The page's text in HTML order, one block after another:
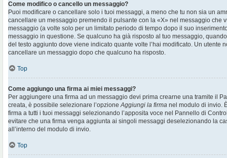
Come modifico o cancello un messaggio?
Puoi modificare o cancellare solo i tuoi messaggi, a meno che tu non sia un
cancellare un messaggio premendo il pulsante con la «X» nel messaggio che
messaggio (a volte solo per un limitato periodo di tempo dopo il suo
messaggio in questione. Se qualcuno ha già risposto al tuo messaggio,
del testo aggiunto dove viene indicato quante volte l’hai modificato. Un utente
cancellare un messaggio dopo che qualcuno ha risposto.
Top
Come aggiungo una firma ai miei messaggi?
Per aggiungere una firma ad un messaggio devi prima crearne una tramite il
creata, è possibile selezionare l’opzioneAggiungi la firma nel modulo di invio.
firma a tutti i tuoi messaggi selezionando l’apposita voce nel Pannello di
evitare che una firma venga aggiunta ai singoli messaggi deselezionando la
all’interno del modulo di invio.
Top